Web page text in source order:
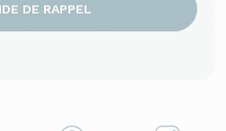
DE RAPPEL